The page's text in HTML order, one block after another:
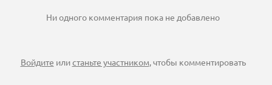
Ни одного комментария пока не добавлено
Войдите илистаньте участником, чтобы комментировать